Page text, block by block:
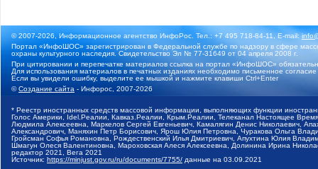
© 2007-2026, Информационное агентство ИнфоРос. Тел.: +7 495 718-84-11, E-mail:
Портал «ИнфоШОС» зарегистрирован в Федеральной службе по надзору в сфере
охраны культурного наследия. Свидетельство Эл № 77-31649 от 04 апреля 2008 г.
При цитировании и перепечатке материалов ссылка на портал «ИнфоШОС»
Для использования материалов в печатных изданиях необходимо письменное
Если вы увидели ошибку, выделите ее мышкой и нажмите клавиши Ctrl+Enter
©Создание сайта - Инфорос, 2007-2026
* Реестр иностранных средств массовой информации, выполняющих функции
Голос Америки, Idel.Реалии, Кавказ.Реалии, Крым.Реалии, Телеканал Настоящее
Людмила Алексеевна, Маркелов Сергей Евгеньевич, Камалягин Денис Николаевич,
Александрович, Маняхин Петр Борисович, Ярош Юлия Петровна, Чуракова Ольга
Гройсман Софья Романовна, Рождественский Илья Дмитриевич, Апухтина Юлия
Шмагун Олеся Валентиновна, Мароховская Алеся Алексеевна, Долинина Ирина
редактор 2021, Вега 2021
Источник: https://minjust.gov.ru/ru/documents/7755/ данные на 03.09.2021